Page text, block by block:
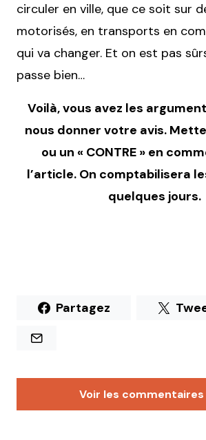
circuler en ville, que ce soit sur
motorisés, en transports en
qui va changer. Et on est pas
passe bien…
Voilà, vous avez les
nous donner votre avis.
ou un « CONTRE » en
l’article. On comptabilisera
quelques jours.
Partagez
Voir les